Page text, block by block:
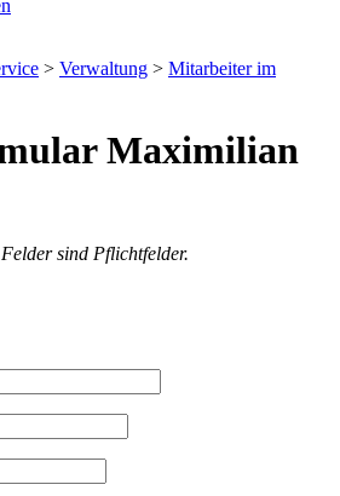
> Verwaltung > Mitarbeiter im
Maximilian
sind Pflichtfelder.